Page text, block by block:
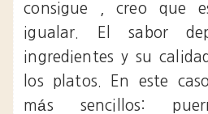
consigue , creo que
igualar. El sabor
ingredientes y su
los platos. En este
más sencillos: